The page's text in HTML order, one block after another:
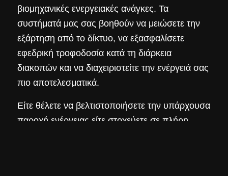
βιομηχανικές ενεργειακές ανάγκες. Τα
συστήματά μας σας βοηθούν να μειώσετε την
εξάρτηση από το δίκτυο, να εξασφαλίσετε
εφεδρική τροφοδοσία κατά τη διάρκεια
διακοπών και να διαχειριστείτε την ενέργειά σας
πιο αποτελεσματικά.
Είτε θέλετε να βελτιστοποιήσετε την υπάρχουσα
παροχή ενέργειας είτε στοχεύετε σε πλήρη